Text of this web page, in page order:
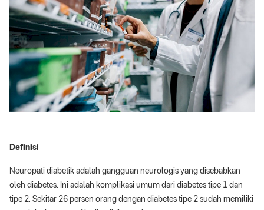
Definisi
Neuropati diabetik adalah gangguan neurologis yang disebabkan
oleh diabetes. Ini adalah komplikasi umum dari diabetes tipe 1 dan
tipe 2. Sekitar 26 persen orang dengan diabetes tipe 2 sudah memiliki